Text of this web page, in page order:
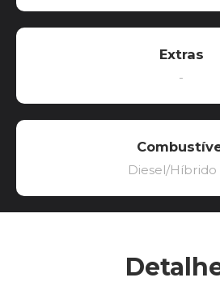
Extras
-
Diesel/Híbrido